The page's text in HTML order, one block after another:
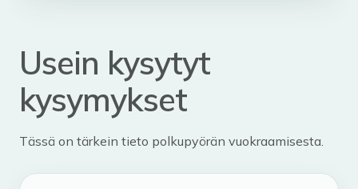
Usein kysytyt
kysymykset
Tässä on tärkein tieto polkupyörän vuokraamisesta.